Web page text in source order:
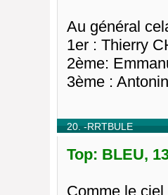
Au général
1er : Thierry
2ème:
3ème :
20. -RRTBULE
Top: BLEU,
Comme le